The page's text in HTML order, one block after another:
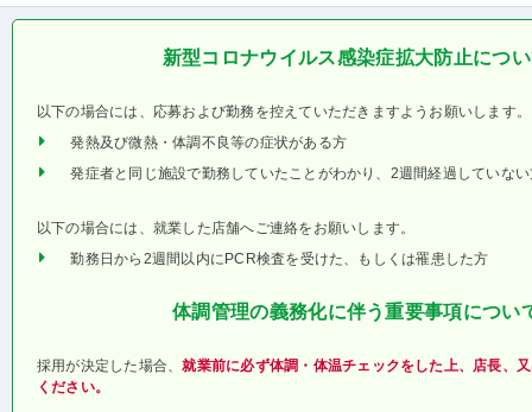
新型コロナウイルス感染症拡大防止につ
以下の場合には、応募および勤務を控えていただきますようお願いします。
発熱及び微熱・体調不良等の症状がある方
発症者と同じ施設で勤務していたことがわかり、2週間経過していな
以下の場合には、就業した店舗へご連絡をお願いします。
勤務日から2週間以内にPCR検査を受けた、もしくは罹患した方
体調管理の義務化に伴う重要事項につい
採用が決定した場合、就業前に必ず体調・体温チェックをした上、店長、
ください。